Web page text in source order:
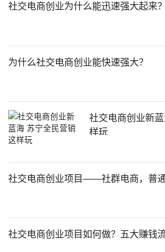
社交电商创业为什么能迅速强大起来？
为什么社交电商创业能快速强大？
社交电商创业新
样玩
社交电商创业项目——社群电商，普通
社交电商创业项目如何做？五大赚钱